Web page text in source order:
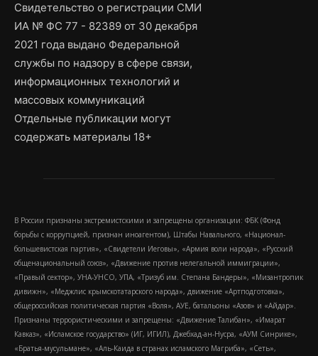
Свидетельство о регистрации СМИ
ИА № ФС 77 - 82389 от 30 декабря
2021 года выдано Федеральной
службы по надзору в сфере связи,
информационных технологий и
массовых коммуникаций
Отдельные публикации могут
содержать материалы 18+
В России признаны экстремистскими и запрещены организации: ФБК (Фонд
борьбы с коррупцией, признан иноагентом), Штабы Навального, «Национал-
большевистская партия», «Свидетели Иеговы», «Армия воли народа», «Русский
общенациональный союз», «Движение против нелегальной иммиграции»,
«Правый сектор», УНА-УНСО, УПА, «Тризуб им. Степана Бандеры», «Мизантропик
дивижн», «Меджлис крымскотатарского народа», движение «Артподготовка»,
общероссийская политическая партия «Воля», АУЕ, батальоны «Азов» и «Айдар».
Признаны террористическими и запрещены: «Движение Талибан», «Имарат
Кавказ», «Исламское государство» (ИГ, ИГИЛ), Джебхад-ан-Нусра, «АУМ Синрике»,
«Братья-мусульмане», «Аль-Каида в странах исламского Магриба», «Сеть»,